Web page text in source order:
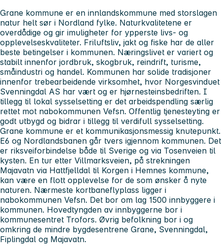
Grane kommune er en innlandskommune med storslagen
natur helt sør i Nordland fylke. Naturkvalitetene er
overdådige og gir imuligheter for ypperste livs- og
opplevelseskvaliteter. Friluftsliv, jakt og fiske har de aller
beste betingelser i kommunen. Næringslivet er variert og
stabilt innenfor jordbruk, skogbruk, reindrift, turisme,
småindustri og handel. Kommunen har solide tradisjoner
innenfor trebearbeidende virksomhet, hvor Norgesvinduet
Svenningdal AS har vært og er hjørnesteinsbedriften. I
tillegg til lokal sysselsetting er det arbeidspendling særlig
rettet mot nabokommunen Vefsn. Offentlig tjenesteyting er
godt utbygd og bidrar i tillegg til verdifull sysselsetting.
Grane kommune er et kommunikasjonsmessig knutepunkt.
E6 og Nordlandsbanen går tvers igjennom kommunen. Det
er riksveiforbindelse både til Sverige og via Tosenveien til
kysten. En tur etter Villmarksveien, på strekningen
Majavatn via Hattfjelldal til Korgen i Hemnes kommune,
kan være en flott opplevelse for de som ønsker å nyte
naturen. Nærmeste kortbaneflyplass ligger i
nabokommunen Vefsn. Det bor om lag 1500 innbyggere i
kommunen. Hovedtyngden av innbyggerne bor i
kommunesentret Trofors. Øvrig befolkning bor i og
omkring de mindre bygdesentrene Grane, Svenningdal,
Fiplingdal og Majavatn.